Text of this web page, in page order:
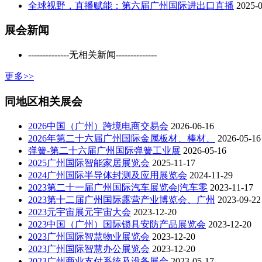
全球视野，直播赋能：第六届广州国际进出口直播 2025-
展会新闻
--------------无相关新闻--------------
更多>>
同地区相关展会
2026中国（广州）跨境电商交易会 2026-06-16
2026年第二十六届广州国际金属板材、棒材、
2026-05-16
弹簧-第二十六届广州国际弹簧工业展 2026-05-16
2025广州国际智能家居展览会 2025-11-17
2024广州国际半导体封测及应用展览会 2024-11-29
2023第二十一届广州国际汽车展览会|汽车零 2023-11-17
2023第十二届广州国际露营产业博览会、广州 2023-09-22
2023元宇宙展元宇宙大会 2023-12-20
2023中国（广州）国际锁具安防产品展览会 2023-12-20
2023广州国际智慧物业展览会 2023-12-20
2023广州国际智慧办公展览会 2023-12-20